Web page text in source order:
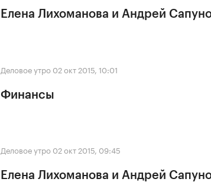
Елена Лихоманова и Андрей
Деловое утро 02 окт 2015, 10:01
Финансы
Деловое утро 02 окт 2015, 09:45
Елена Лихоманова и Андрей